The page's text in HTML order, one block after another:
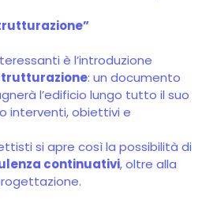
è l’introduzione
: un documento
l’edificio lungo tutto il suo
interventi, obiettivi e
si apre così la possibilità di
continuativi, oltre alla